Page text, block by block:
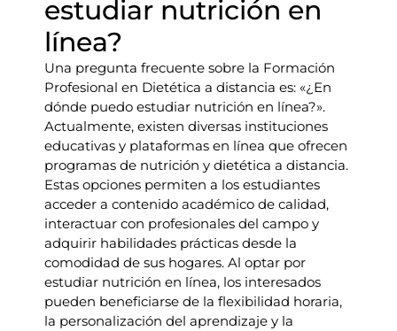
estudiar nutrición en
línea?
Una pregunta frecuente sobre la Formación
Profesional en Dietética a distancia es: «¿En
dónde puedo estudiar nutrición en línea?».
Actualmente, existen diversas instituciones
educativas y plataformas en línea que ofrecen
programas de nutrición y dietética a distancia.
Estas opciones permiten a los estudiantes
acceder a contenido académico de calidad,
interactuar con profesionales del campo y
adquirir habilidades prácticas desde la
comodidad de sus hogares. Al optar por
estudiar nutrición en línea, los interesados
pueden beneficiarse de la flexibilidad horaria,
la personalización del aprendizaje y la